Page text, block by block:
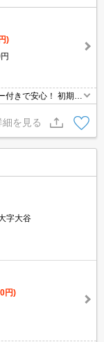
)
きで安心！ 初期費
細を見る
字大谷
円)